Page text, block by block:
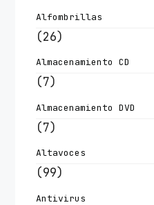
Alfombrillas
(26)
Almacenamiento CD
(7)
Almacenamiento DVD
(7)
Altavoces
(99)
Antivirus